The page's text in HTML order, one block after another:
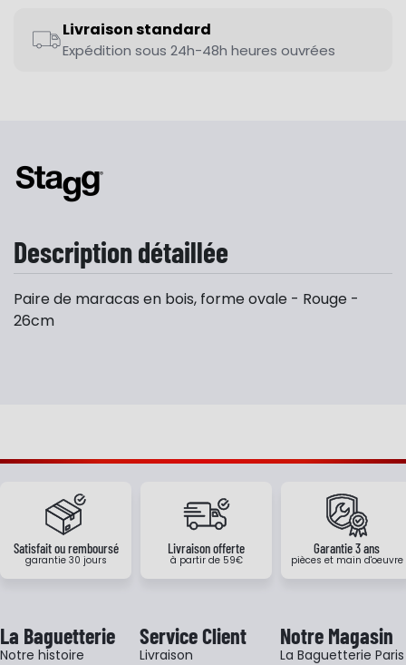
Livraison standard
Expédition sous 24h-48h heures ouvrées
Description détaillée
Paire de maracas en bois, forme ovale - Rouge -
26cm
Satisfait ou remboursé
garantie 30 jours
Livraison offerte
à partir de 59€
Garantie 3 ans
pièces et main d'oeuvre
La Baguetterie
Notre histoire
Service Client
Livraison
Notre Magasin
La Baguetterie Paris